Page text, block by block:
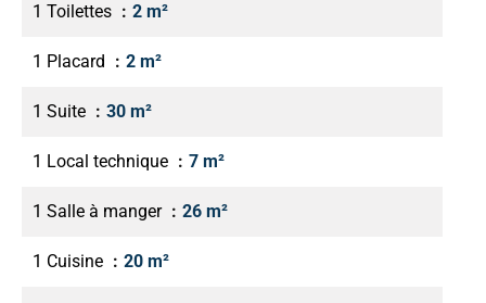
1 Toilettes 2 m²
1 Placard 2 m²
1 Suite 30 m²
1 Local technique 7 m²
1 Salle à manger 26 m²
1 Cuisine 20 m²